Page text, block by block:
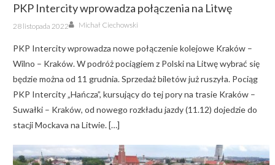
PKP Intercity wprowadza połączenia na Litwę
Posted
on
28 listopada 2022 Author
Michał Ciechowski
PKP Intercity wprowadza nowe połączenie kolejowe Kraków –
Wilno – Kraków. W podróż pociągiem z Polski na Litwę wybrać się
będzie można od 11 grudnia. Sprzedaż biletów już ruszyła. Pociąg
PKP Intercity „Hańcza”, kursujący do tej pory na trasie Kraków –
Suwałki – Kraków, od nowego rozkładu jazdy (11.12) dojedzie do
stacji Mockava na Litwie. […]